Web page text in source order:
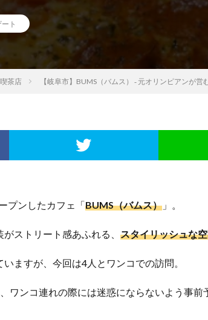
ト
茶店 【岐阜市】BUMS（バムス） ‐ 元オリンピアンが
プンしたカフェ「BUMS（バムス） 」。
ストリート感あふれる、 スタイリッシュな
ますが、今回は4人とワンコでの訪問。
ワンコ連れの際には迷惑にならないよう事前